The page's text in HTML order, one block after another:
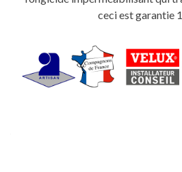
ceci est garantie